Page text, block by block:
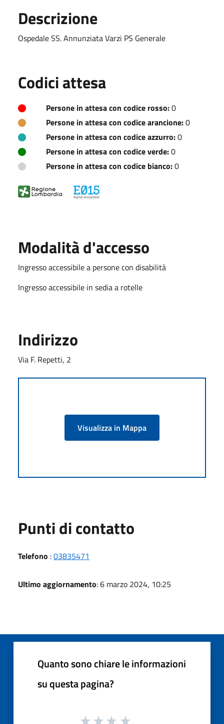
Descrizione
Ospedale SS. Annunziata Varzi PS Generale
Codici attesa
Persone in attesa con codice rosso:0
Persone in attesa con codice arancione:0
Persone in attesa con codice azzurro:0
Persone in attesa con codice verde:0
Persone in attesa con codice bianco:0
Modalità d'accesso
Ingresso accessibile a persone con disabilità
Ingresso accessibile in sedia a rotelle
Indirizzo
Via F. Repetti, 2
Visualizza in Mappa
Punti di contatto
Telefono :03835471
Ultimo aggiornamento: 6 marzo 2024, 10:25
Quanto sono chiare le informazioni
su questa pagina?